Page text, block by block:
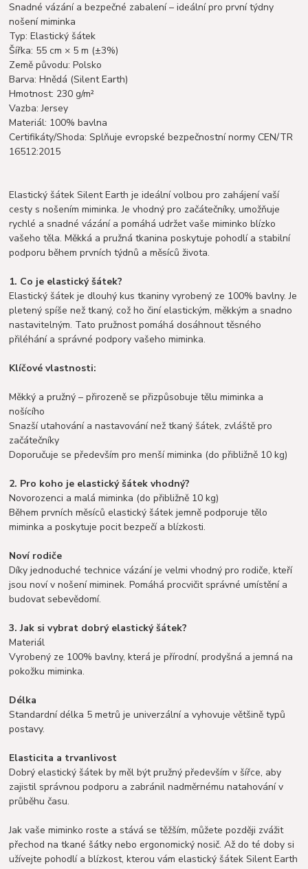
Snadné vázání a bezpečné zabalení – ideální pro první týdny
nošení miminka
Typ: Elastický šátek
Šířka: 55 cm × 5 m (±3%)
Země původu: Polsko
Barva: Hnědá (Silent Earth)
Hmotnost: 230 g/m²
Vazba: Jersey
Materiál: 100% bavlna
Certifikáty/Shoda: Splňuje evropské bezpečnostní normy CEN/TR
16512:2015
Elastický šátek Silent Earth je ideální volbou pro zahájení vaší
cesty s nošením miminka. Je vhodný pro začátečníky, umožňuje
rychlé a snadné vázání a pomáhá udržet vaše miminko blízko
vašeho těla. Měkká a pružná tkanina poskytuje pohodlí a stabilní
podporu během prvních týdnů a měsíců života.
1. Co je elastický šátek?
Elastický šátek je dlouhý kus tkaniny vyrobený ze 100% bavlny. Je
pletený spíše než tkaný, což ho činí elastickým, měkkým a snadno
nastavitelným. Tato pružnost pomáhá dosáhnout těsného
přiléhání a správné podpory vašeho miminka.
Klíčové vlastnosti:
Měkký a pružný – přirozeně se přizpůsobuje tělu miminka a
nošícího
Snazší utahování a nastavování než tkaný šátek, zvláště pro
začátečníky
Doporučuje se především pro menší miminka (do přibližně 10 kg)
2. Pro koho je elastický šátek vhodný?
Novorozenci a malá miminka (do přibližně 10 kg)
Během prvních měsíců elastický šátek jemně podporuje tělo
miminka a poskytuje pocit bezpečí a blízkosti.
Noví rodiče
Díky jednoduché technice vázání je velmi vhodný pro rodiče, kteří
jsou noví v nošení miminek. Pomáhá procvičit správné umístění a
budovat sebevědomí.
3. Jak si vybrat dobrý elastický šátek?
Materiál
Vyrobený ze 100% bavlny, která je přírodní, prodyšná a jemná na
pokožku miminka.
Délka
Standardní délka 5 metrů je univerzální a vyhovuje většině typů
postavy.
Elasticita a trvanlivost
Dobrý elastický šátek by měl být pružný především v šířce, aby
zajistil správnou podporu a zabránil nadměrnému natahování v
průběhu času.
Jak vaše miminko roste a stává se těžším, můžete později zvážit
přechod na tkané šátky nebo ergonomický nosič. Až do té doby si
užívejte pohodlí a blízkost, kterou vám elastický šátek Silent Earth